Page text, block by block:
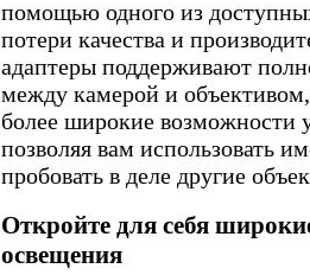
помощью одного из
потери качества и
адаптеры поддерживают
между камерой и
более широкие возможности
позволяя вам использовать
пробовать в деле другие
Откройте для себя
освещения